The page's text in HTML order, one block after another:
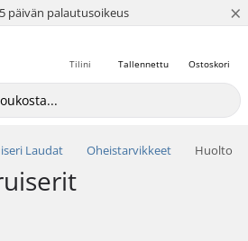
päivän palautusoikeus
4.8 / 5 ×
Ostoskori
Tallennettu
Tilini
Laudat Oheistarvikkeet Huolto